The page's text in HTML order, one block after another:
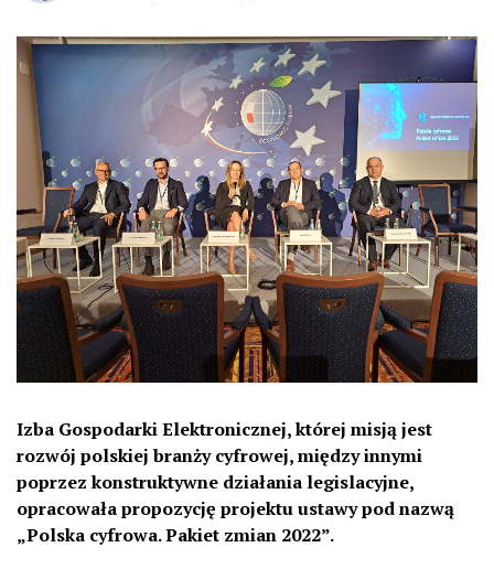
Izba Gospodarki Elektronicznej, której misją jest
rozwój polskiej branży cyfrowej, między innymi
poprzez konstruktywne działania legislacyjne,
opracowała propozycję projektu ustawy pod nazwą
„Polska cyfrowa. Pakiet zmian 2022”.